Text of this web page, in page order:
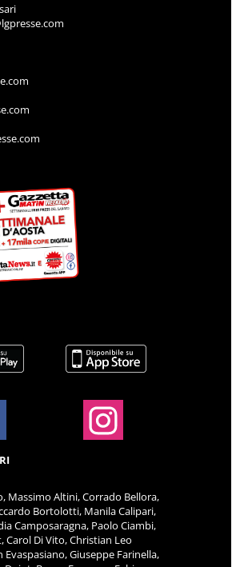
Massimo Altini, Corrado Bellora,
Bortolotti, Manila Calipari,
Camposaragna, Paolo Ciambi,
Carol Di Vito, Christian Leo
Giuseppe Farinella,